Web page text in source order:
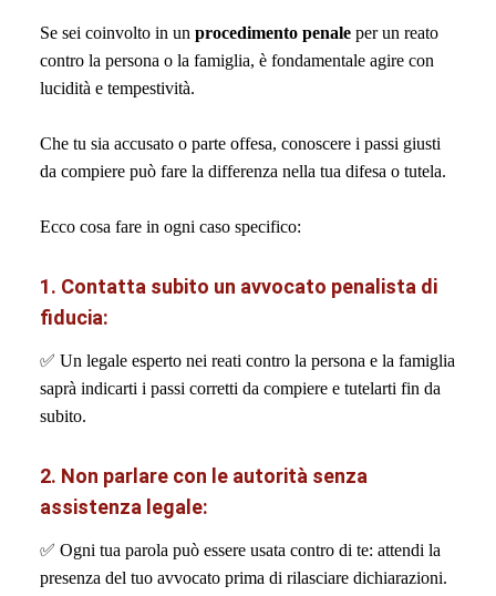
Se sei coinvolto in un procedimento penale per un reato
contro la persona o la famiglia, è fondamentale agire con
lucidità e tempestività.
Che tu sia accusato o parte offesa, conoscere i passi giusti
da compiere può fare la differenza nella tua difesa o tutela.
Ecco cosa fare in ogni caso specifico:
1. Contatta subito un avvocato penalista di
fiducia:
✅ Un legale esperto nei reati contro la persona e la famiglia
saprà indicarti i passi corretti da compiere e tutelarti fin da
subito.
2. Non parlare con le autorità senza
assistenza legale:
✅ Ogni tua parola può essere usata contro di te: attendi la
presenza del tuo avvocato prima di rilasciare dichiarazioni.